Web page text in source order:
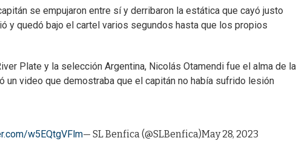
se empujaron entre sí y derribaron la estática que cayó justo
y quedó bajo el cartel varios segundos hasta que los propios
Plate y la selección Argentina, Nicolás Otamendi fue el alma de la
video que demostraba que el capitán no había sufrido lesión
w5EQtgVFlm— SL Benfica (@SLBenfica)May 28, 2023